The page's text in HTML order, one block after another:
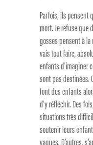
Parfois, ils pensent
mort. Je refuse que
gosses pensent à la
vais tout faire,
enfants d’imaginer
sont pas destinées.
font des enfants
d’y réfléchir. Des
situations très
soutenir leurs
vagues. D’autres,